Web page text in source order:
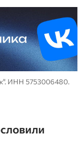
ИНН 5753006480.